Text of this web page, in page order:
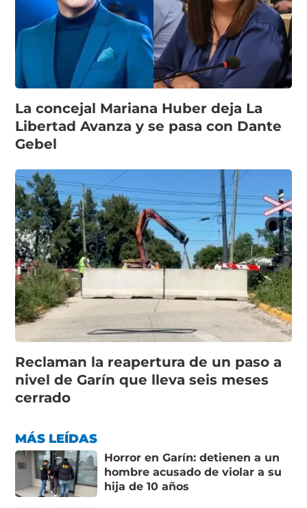
La concejal Mariana Huber deja La
Libertad Avanza y se pasa con Dante
Gebel
Reclaman la reapertura de un paso a
nivel de Garín que lleva seis meses
cerrado
MÁS LEÍDAS
Horror en Garín: detienen a un
hombre acusado de violar a su
hija de 10 años